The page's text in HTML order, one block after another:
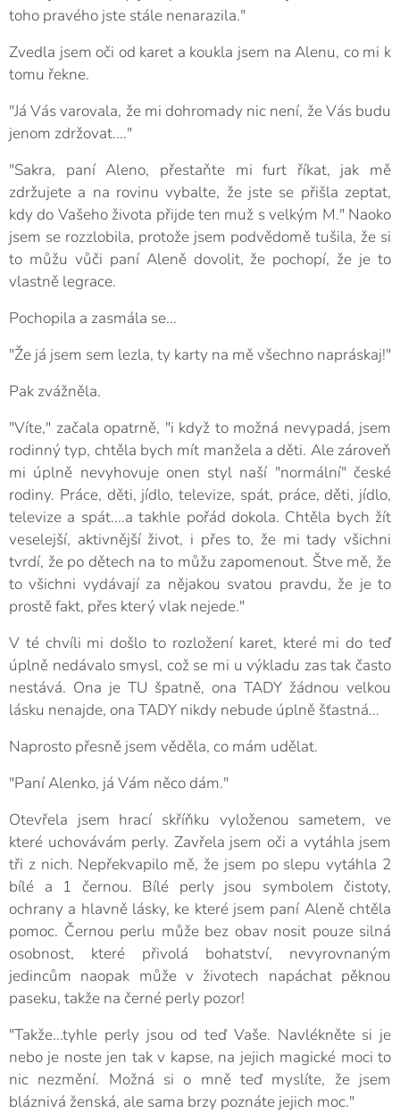
toho pravého jste stále nenarazila."
Zvedla jsem oči od karet a koukla jsem na Alenu, co mi k
tomu řekne.
"Já Vás varovala, že mi dohromady nic není, že Vás budu
jenom zdržovat...."
"Sakra, paní Aleno, přestaňte mi furt říkat, jak mě
zdržujete a na rovinu vybalte, že jste se přišla zeptat,
kdy do Vašeho života přijde ten muž s velkým M." Naoko
jsem se rozzlobila, protože jsem podvědomě tušila, že si
to můžu vůči paní Aleně dovolit, že pochopí, že je to
vlastně legrace.
Pochopila a zasmála se...
"Že já jsem sem lezla, ty karty na mě všechno napráskaj!"
Pak zvážněla.
"Víte," začala opatrně, "i když to možná nevypadá, jsem
rodinný typ, chtěla bych mít manžela a děti. Ale zároveň
mi úplně nevyhovuje onen styl naší "normální" české
rodiny. Práce, děti, jídlo, televize, spát, práce, děti, jídlo,
televize a spát....a takhle pořád dokola. Chtěla bych žít
veselejší, aktivnější život, i přes to, že mi tady všichni
tvrdí, že po dětech na to můžu zapomenout. Štve mě, že
to všichni vydávají za nějakou svatou pravdu, že je to
prostě fakt, přes který vlak nejede."
V té chvíli mi došlo to rozložení karet, které mi do teď
úplně nedávalo smysl, což se mi u výkladu zas tak často
nestává. Ona je TU špatně, ona TADY žádnou velkou
lásku nenajde, ona TADY nikdy nebude úplně šťastná...
Naprosto přesně jsem věděla, co mám udělat.
"Paní Alenko, já Vám něco dám."
Otevřela jsem hrací skříňku vyloženou sametem, ve
které uchovávám perly. Zavřela jsem oči a vytáhla jsem
tři z nich. Nepřekvapilo mě, že jsem po slepu vytáhla 2
bílé a 1 černou. Bílé perly jsou symbolem čistoty,
ochrany a hlavně lásky, ke které jsem paní Aleně chtěla
pomoc. Černou perlu může bez obav nosit pouze silná
osobnost, které přivolá bohatství, nevyrovnaným
jedincům naopak může v životech napáchat pěknou
paseku, takže na černé perly pozor!
"Takže...tyhle perly jsou od teď Vaše. Navlékněte si je
nebo je noste jen tak v kapse, na jejich magické moci to
nic nezmění. Možná si o mně teď myslíte, že jsem
bláznivá ženská, ale sama brzy poznáte jejich moc."